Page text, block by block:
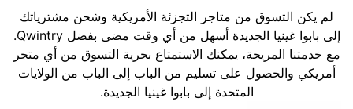
لم يكن التسوق من متاجر التجزئة الأمريكية وشحن مشترياتك
إلى بابوا غينيا الجديدة أسهل من أي وقت مضى بفضل Qwintry.
مع خدمتنا المريحة، يمكنك الاستمتاع بحرية التسوق من أي متجر
أمريكي والحصول على تسليم من الباب إلى الباب من الولايات
المتحدة إلى بابوا غينيا الجديدة.